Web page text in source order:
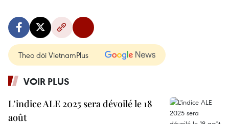
Theo dõi VietnamPlus
VOIR PLUS
L'indice ALE 2025 sera dévoilé le 18
août